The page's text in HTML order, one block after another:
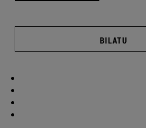
BILATU